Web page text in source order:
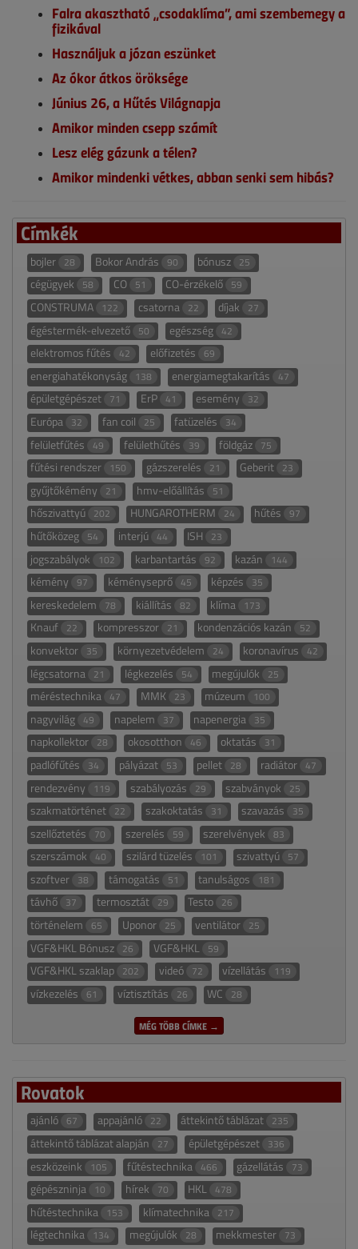
Falra akasztható „csodaklíma”, ami szembemegy a
fizikával
Használjuk a józan eszünket
Az ókor átkos öröksége
Június 26, a Hűtés Világnapja
Amikor minden csepp számít
Lesz elég gázunk a télen?
Amikor mindenki vétkes, abban senki sem hibás?
Címkék
bojler 28 Bokor András 90 bónusz 25
cégügyek 58 CO 51 CO-érzékelő 59
CONSTRUMA 122 csatorna 22 díjak 27
égéstermék-elvezető 50 egészség 42
elektromos fűtés 42 előfizetés 69
energiahatékonyság 138 energiamegtakarítás 47
épületgépészet 71 ErP 41 esemény 32
Európa 32 fan coil 25 fatüzelés 34
felületfűtés 49 felülethűtés 39 földgáz 75
fűtési rendszer 150 gázszerelés 21 Geberit 23
gyűjtőkémény 21 hmv-előállítás 51
hőszivattyú 202 HUNGAROTHERM 24 hűtés 97
hűtőközeg 54 interjú 44 ISH 23
jogszabályok 102 karbantartás 92 kazán 144
kémény 97 kéményseprő 45 képzés 35
kereskedelem 78 kiállítás 82 klíma 173
Knauf 22 kompresszor 21 kondenzációs kazán 52
konvektor 35 környezetvédelem 24 koronavírus 42
légcsatorna 21 légkezelés 54 megújulók 25
méréstechnika 47 MMK 23 múzeum 100
nagyvilág 49 napelem 37 napenergia 35
napkollektor 28 okosotthon 46 oktatás 31
padlófűtés 34 pályázat 53 pellet 28 radiátor 47
rendezvény 119 szabályozás 29 szabványok 25
szakmatörténet 22 szakoktatás 31 szavazás 35
szellőztetés 70 szerelés 59 szerelvények 83
szerszámok 40 szilárd tüzelés 101 szivattyú 57
szoftver 38 támogatás 51 tanulságos 181
távhő 37 termosztát 29 Testo 26
történelem 65 Uponor 25 ventilátor 25
VGF&HKL Bónusz 26 VGF&HKL 59
VGF&HKL szaklap 202 videó 72 vízellátás 119
vízkezelés 61 víztisztítás 26 WC 28
MÉG TÖBB CÍMKE →
Rovatok
ajánló 67 appajánló 22 áttekintő táblázat 235
áttekintő táblázat alapján 27 épületgépészet 336
eszközeink 105 fűtéstechnika 466 gázellátás 73
gépészninja 10 hírek 70 HKL 478
hűtéstechnika 153 klímatechnika 217
légtechnika 134 megújulók 28 mekkmester 73